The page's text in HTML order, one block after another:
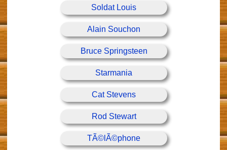
Soldat Louis
Alain Souchon
Bruce Springsteen
Starmania
Cat Stevens
Rod Stewart
TÃ©lÃ©phone